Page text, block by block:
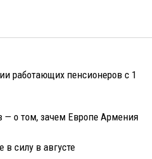
работающих пенсионеров с 1
о том, зачем Европе Армения
силу в августе